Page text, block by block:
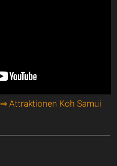
⇒ Attraktionen Koh Samui